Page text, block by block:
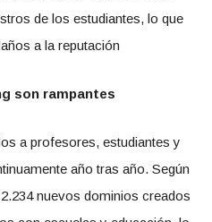
de los estudiantes, lo que
a la reputación
son rampantes
a profesores, estudiantes y
año tras año. Según
nuevos dominios creados